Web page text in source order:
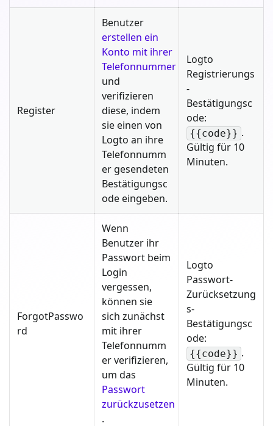
Register
Benutzer
erstellen ein
Konto mit ihrer
Telefonnummer
und
verifizieren
diese, indem
sie einen von
Logto an ihre
Telefonnumm
er gesendeten
Bestätigungsc
ode eingeben.
Logto
Registrierungs
-
Bestätigungsc
ode:
{{code}} .
Gültig für 10
Minuten.
ForgotPasswo
rd
Wenn
Benutzer ihr
Passwort beim
Login
vergessen,
können sie
sich zunächst
mit ihrer
Telefonnumm
er verifizieren,
um das
Passwort
zurückzusetzen
.
Logto
Passwort-
Zurücksetzung
s-
Bestätigungsc
ode:
{{code}} .
Gültig für 10
Minuten.